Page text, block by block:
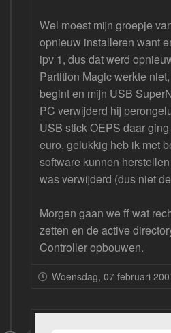
Wel moest mijn groepje
opnieuw installeren want
ipv 1, dus dat werd
Partition Magic werkte
begint en mijn USB
PC verwijderd hij
USB stick OEPS daar
euro, gelukkig heb ik met
software kunnen
was verwijderd (dus niet
Morgen gaan we ff wat
zetten en de active
Controller opbouwen.
Woensdag, 07 februari